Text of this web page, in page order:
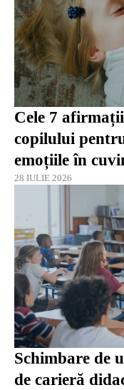
Cele 7
copilului
emoțiile în
28 IULIE 2026
Schimbare de
de carieră